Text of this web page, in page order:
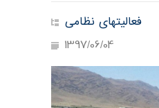
فعالیتهای نظامی
1397/06/04